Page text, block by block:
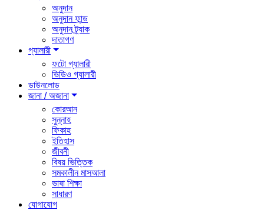
অনুদান
অনুদান ফান্ড
অনুদান ট্র্যাক
দাতাগণ
গ্যালারী
ফটো গ্যালারী
ভিডিও গ্যালারী
ডাউনলোড
জানা / অজানা
কোরআন
সুন্নাহ
ফিকাহ
ইতিহাস
জীবনী
বিষয় ভিত্তিক
সমকালীন মাসআলা
ভাষা শিক্ষা
সাধারণ
যোগাযোগ